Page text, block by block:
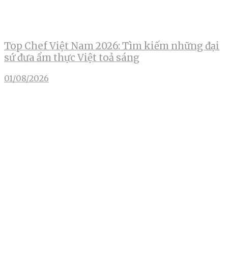
Top Chef Việt Nam 2026: Tìm kiếm những đại
sứ đưa ẩm thực Việt toả sáng
01/08/2026